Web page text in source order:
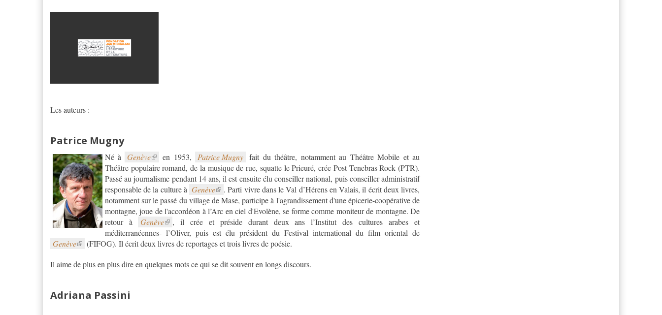
Les auteurs :
Patrice Mugny
Né à Genève en 1953, Patrice Mugny fait du théâtre, notamment au Théâtre Mobile et au
Théâtre populaire romand, de la musique de rue, squatte le Prieuré, crée Post Tenebras Rock (PTR).
Passé au journalisme pendant 14 ans, il est ensuite élu conseiller national, puis conseiller administratif
responsable de la culture à Genève
. Parti vivre dans le Val d’Hérens en Valais, il écrit deux livres,
notamment sur le passé du village de Mase, participe à l'agrandissement d'une épicerie-coopérative de
montagne, joue de l'accordéon à l’Arc en ciel d'Evolène, se forme comme moniteur de montagne. De
retour à
Genève
, il crée et préside durant deux ans l’Institut des cultures arabes et
Genève
(FIFOG). Il écrit deux livres de reportages et trois livres de poésie.
Il aime de plus en plus dire en quelques mots ce qui se dit souvent en longs discours.
Adriana Passini